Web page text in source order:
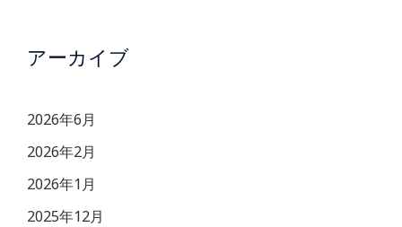
アーカイブ
2026年6月
2026年2月
2026年1月
2025年12月